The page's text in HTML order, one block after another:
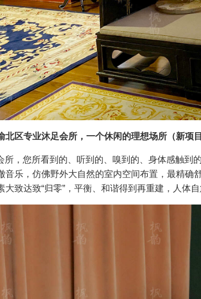
北区专业沐足会所，一个休闲的理想场所（新项目
所，您所看到的、听到的、嗅到的、身体感触
音乐，仿佛野外大自然的室内空间布置，最精确
大致达致“归零”，平衡、和谐得到再重建，人体